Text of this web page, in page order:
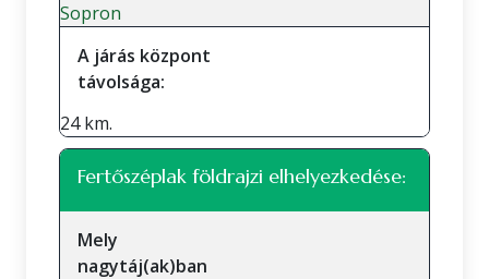
Sopron
A járás központ
távolsága:
24 km.
Fertőszéplak földrajzi elhelyezkedése:
Mely
nagytáj(ak)ban